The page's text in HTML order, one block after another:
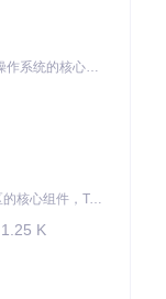
openEuler内核是openEuler操作系统的核心，既是系统性能与稳定性的基石，也是连接处理器、设备与服务的桥梁。
作为 Ascend for PyTorch 社区的核心组件，TorchNPU 是昇腾专为 PyTorch 打造的深度学习适配插件，使 PyTorch 框架能够直接调用昇腾 NPU，为开发者提供昇腾 AI 处理器的超强算力。
1.25 K